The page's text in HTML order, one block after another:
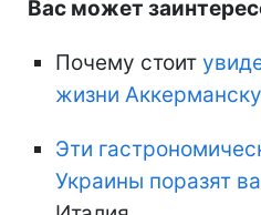
Вас может
Почему стоит
жизни
Эти
Украины поразят